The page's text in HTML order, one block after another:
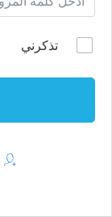
تذكرني